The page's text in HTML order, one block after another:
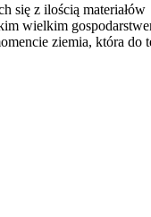
się z ilością materiałów
wielkim
ziemia, która do